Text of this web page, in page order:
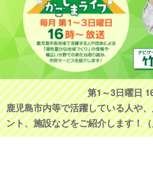
第1～3日曜日
鹿児島市内等で活躍している人や
ント、施設などをご紹介します！